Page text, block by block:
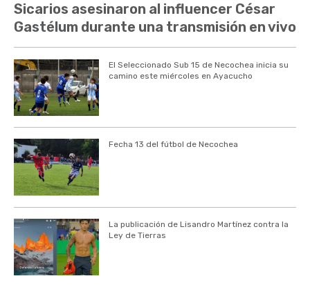
Sicarios asesinaron al influencer César
Gastélum durante una transmisión en vivo
El Seleccionado Sub 15 de Necochea inicia su
camino este miércoles en Ayacucho
Fecha 13 del fútbol de Necochea
La publicación de Lisandro Martínez contra la
Ley de Tierras